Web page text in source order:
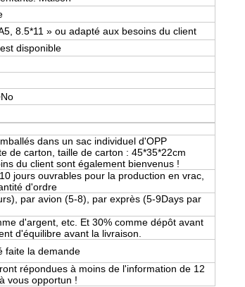
8.5*11 » ou adapté aux besoins du client
disponible
dans un sac individuel d'OPP
de carton, taille de carton : 45*35*22cm
du client sont également bienvenus !
jours ouvrables pour la production en vrac,
d'ordre
par avion (5-8), par exprès (5-9Days par
d'argent, etc. Et 30% comme dépôt avant
d'équilibre avant la livraison.
faite la demande
répondues à moins de l'information de 12
vous opportun !